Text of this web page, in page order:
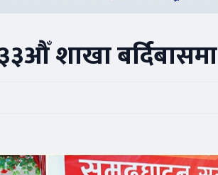
शाखा बर्दिबासमा